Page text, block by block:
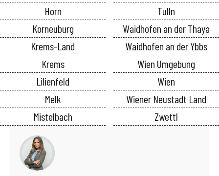
Horn
Korneuburg
Krems-Land
Krems
Lilienfeld
Melk
Mistelbach
Tulln
Waidhofen an der Thaya
Waidhofen an der Ybbs
Wien Umgebung
Wien
Wiener Neustadt Land
Zwettl